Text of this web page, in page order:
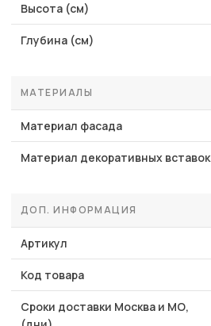
Высота (см)
Глубина (см)
МАТЕРИАЛЫ
Материал фасада
Материал декоративных вставок
ДОП. ИНФОРМАЦИЯ
Артикул
Код товара
Сроки доставки Москва и МО,